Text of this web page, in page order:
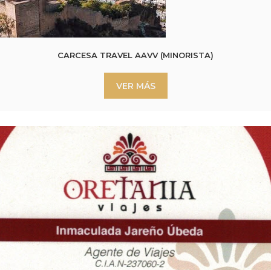
CARCESA TRAVEL AAVV (MINORISTA)
VER MÁS